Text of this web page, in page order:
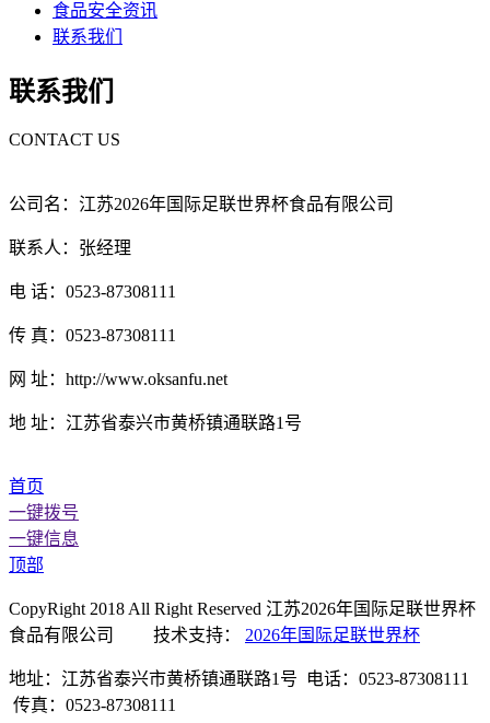
食品安全资讯
联系我们
联系我们
CONTACT US
公司名：江苏2026年国际足联世界杯食品有限公司
联系人：张经理
电 话：0523-87308111
传 真：0523-87308111
网 址：http://www.oksanfu.net
地 址：江苏省泰兴市黄桥镇通联路1号
首页
一键拨号
一键信息
顶部
CopyRight 2018 All Right Reserved 江苏2026年国际足联世界杯
食品有限公司 技术支持： 2026年国际足联世界杯
地址：江苏省泰兴市黄桥镇通联路1号 电话：0523-87308111
传真：0523-87308111